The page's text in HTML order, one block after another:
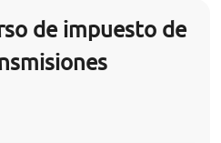
de impuesto de